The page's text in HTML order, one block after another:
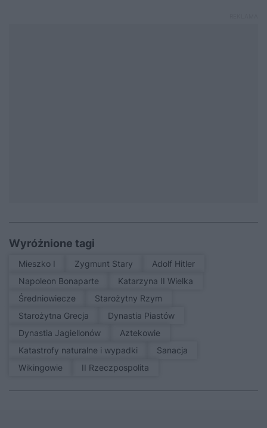
Wyróżnione tagi
Mieszko I Zygmunt Stary
Adolf Hitler
Napoleon Bonaparte
Katarzyna II Wielka
średniowiecze
Starożytny Rzym
Starożytna Grecja
Dynastia Piastów
Dynastia Jagiellonów
Aztekowie
Katastrofy naturalne i wypadki
sanacja
Wikingowie
II Rzeczpospolita